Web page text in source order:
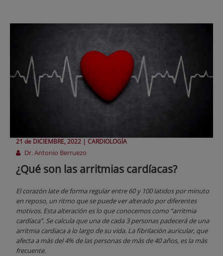
21 de DICIEMBRE, 2022 | CARDIOLOGÍA
Dr. Antonio Berruezo
¿Qué son las arritmias cardíacas?
El corazón late de forma regular entre 60 y 100 latidos por minuto
en reposo, un ritmo que se puede ver alterado por diferentes
motivos. Esta alteración es lo que conocemos como “arritmia
cardíaca”. Se calcula que una de cada 3 personas padecerá de una
arritmia cardiaca a lo largo de su vida. La fibrilación auricular, que
afecta a más del 4% de las personas de más de 40 años, es la más
frecuente.